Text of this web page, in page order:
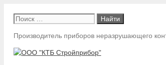
Поиск:
Производитель приборов неразрушающего